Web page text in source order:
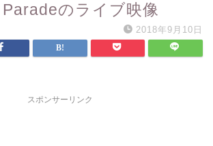
のライブ映像
2018年9月10日
スポンサーリンク